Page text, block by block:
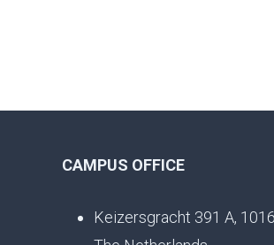
CAMPUS OFFICE
Keizersgracht 391 A,